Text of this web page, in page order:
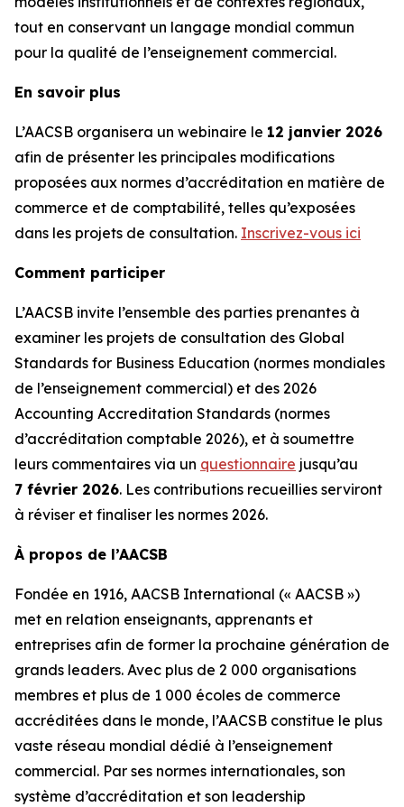
tout en conservant un langage mondial commun
pour la qualité de l’enseignement commercial.
En savoir plus
L’AACSB organisera un webinaire le 12 janvier 2026
afin de présenter les principales modifications
proposées aux normes d’accréditation en matière de
commerce et de comptabilité, telles qu’exposées
dans les projets de consultation. Inscrivez-vous ici
Comment participer
L’AACSB invite l’ensemble des parties prenantes à
examiner les projets de consultation des Global
Standards for Business Education (normes mondiales
de l’enseignement commercial) et des 2026
Accounting Accreditation Standards (normes
d’accréditation comptable 2026), et à soumettre
leurs commentaires via un questionnaire jusqu’au
7 février 2026. Les contributions recueillies serviront
à réviser et finaliser les normes 2026.
À propos de l’AACSB
Fondée en 1916, AACSB International (« AACSB »)
met en relation enseignants, apprenants et
entreprises afin de former la prochaine génération de
grands leaders. Avec plus de 2 000 organisations
membres et plus de 1 000 écoles de commerce
accréditées dans le monde, l’AACSB constitue le plus
vaste réseau mondial dédié à l’enseignement
commercial. Par ses normes internationales, son
système d’accréditation et son leadership